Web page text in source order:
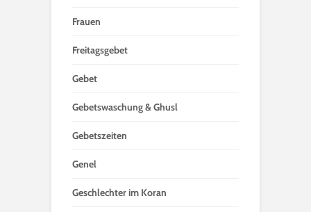
Frauen
Freitagsgebet
Gebet
Gebetswaschung & Ghusl
Gebetszeiten
Genel
Geschlechter im Koran